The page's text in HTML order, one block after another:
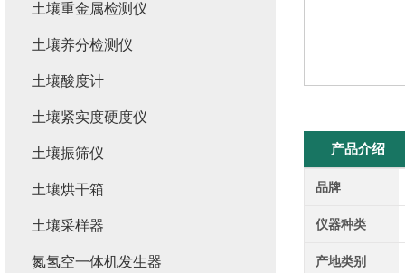
产品介绍
品牌
仪器种类
产地类别
土壤重金属检测仪
土壤养分检测仪
土壤酸度计
土壤紧实度硬度仪
土壤振筛仪
土壤烘干箱
土壤采样器
氮氢空一体机发生器